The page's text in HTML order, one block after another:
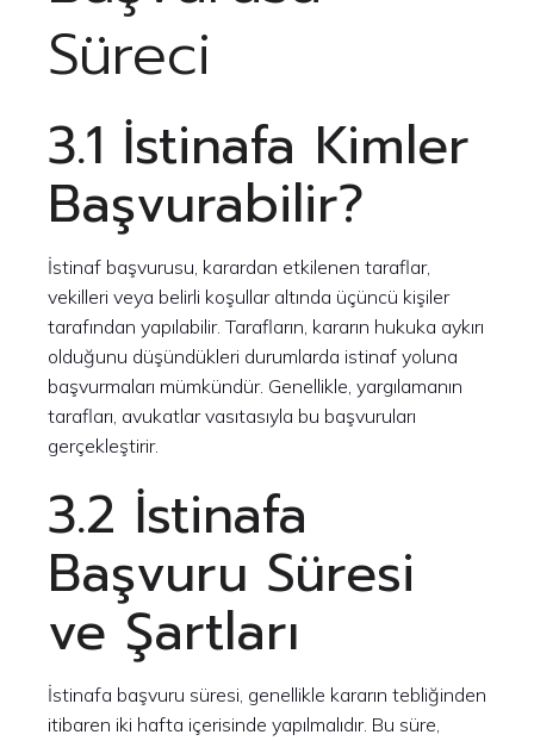
Süreci
3.1 İstinafa Kimler
Başvurabilir?
İstinaf başvurusu, karardan etkilenen taraflar,
vekilleri veya belirli koşullar altında üçüncü kişiler
tarafından yapılabilir. Tarafların, kararın hukuka aykırı
olduğunu düşündükleri durumlarda istinaf yoluna
başvurmaları mümkündür. Genellikle, yargılamanın
tarafları, avukatlar vasıtasıyla bu başvuruları
gerçekleştirir.
3.2 İstinafa
Başvuru Süresi
ve Şartları
İstinafa başvuru süresi, genellikle kararın tebliğinden
itibaren iki hafta içerisinde yapılmalıdır. Bu süre,